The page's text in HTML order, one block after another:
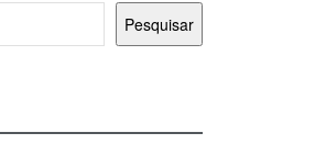
Pesquisar